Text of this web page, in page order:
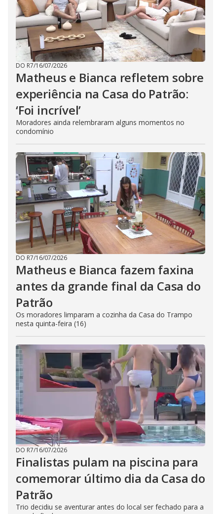
DO R7/16/07/2026
Matheus e Bianca refletem sobre
experiência na Casa do Patrão:
‘Foi incrível’
Moradores ainda relembraram alguns momentos no
condomínio
DO R7/16/07/2026
Matheus e Bianca fazem faxina
antes da grande final da Casa do
Patrão
Os moradores limparam a cozinha da Casa do Trampo
nesta quinta-feira (16)
DO R7/16/07/2026
Finalistas pulam na piscina para
comemorar último dia da Casa do
Patrão
Trio decidiu se aventurar antes do local ser fechado para a